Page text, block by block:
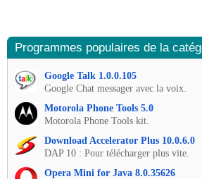
Programmes populaires de la
Google Talk 1.0.0.105
Google Chat messager avec la voix.
Motorola Phone Tools 5.0
Motorola Phone Tools kit.
Download Accelerator Plus 10.0.6.0
DAP 10 : Pour télécharger plus vite.
Opera Mini for Java 8.0.35626